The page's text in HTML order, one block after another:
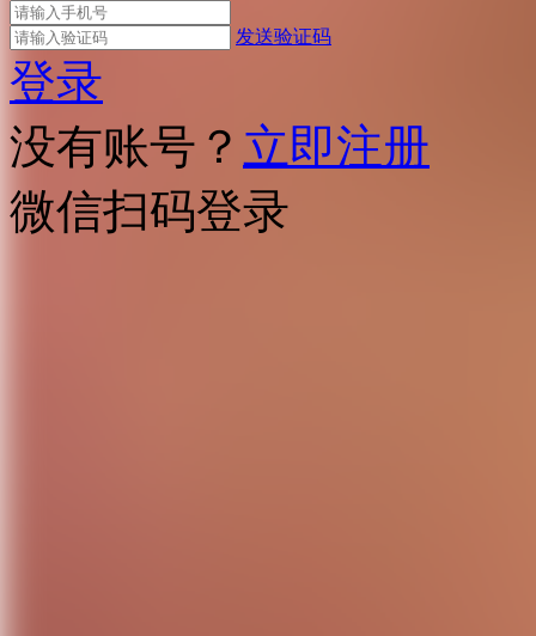
发送验证码
登录
没有账号？ 立即注册
微信扫码登录